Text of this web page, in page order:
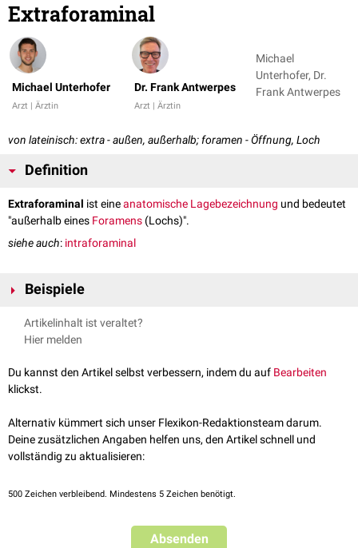
Extraforaminal
Michael Unterhofer
Arzt | Ärztin
Dr. Frank Antwerpes
Arzt | Ärztin
Michael
Unterhofer, Dr.
Frank Antwerpes
von lateinisch: extra - außen, außerhalb; foramen - Öffnung, Loch
Definition
Extraforaminal ist eineanatomische Lagebezeichnung und bedeutet
"außerhalb eines Foramens (Lochs)".
siehe auch: intraforaminal
Beispiele
Der Begriff wird z.B. für die Bezeichnung eines
verwendet, der außerhalb des
Artikelinhalt ist veraltet?
Hier melden
Du kannst den Artikel selbst verbessern, indem du auf Bearbeiten
klickst.
Alternativ kümmert sich unser Flexikon-Redaktionsteam darum.
Deine zusätzlichen Angaben helfen uns, den Artikel schnell und
vollständig zu aktualisieren:
500 Zeichen verbleibend. Mindestens 5 Zeichen benötigt.
Absenden